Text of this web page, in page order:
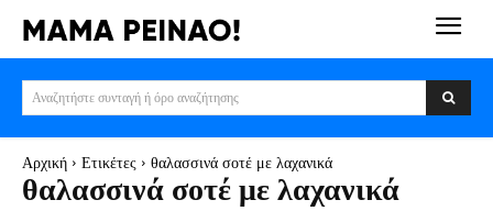
Αναζητήστε συνταγή ή όρο αναζήτησης
Αρχική Ετικέτες θαλασσινά σοτέ με λαχανικά
θαλασσινά σοτέ με λαχανικά